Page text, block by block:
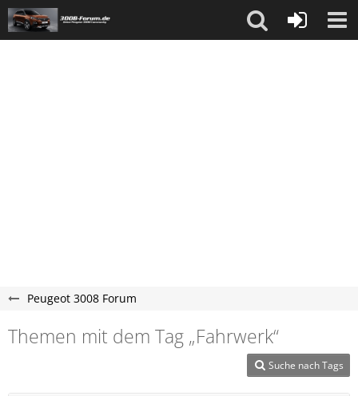
Peugeot 3008 Forum
Themen mit dem Tag „Fahrwerk“
Suche nach Tags